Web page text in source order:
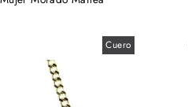
Cuero